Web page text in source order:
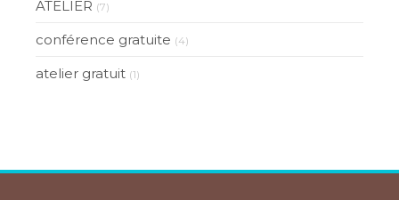
ATELIER (7)
conférence gratuite (4)
atelier gratuit (1)